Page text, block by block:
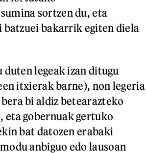
sortzen du, eta
batzuei bakarrik egiten diela
legeak izan ditugu
itxierak barne), non legeria
bi aldiz betearazteko
eta gobernuak gertuko
bat datozen erabaki
anbiguo edo lausoan